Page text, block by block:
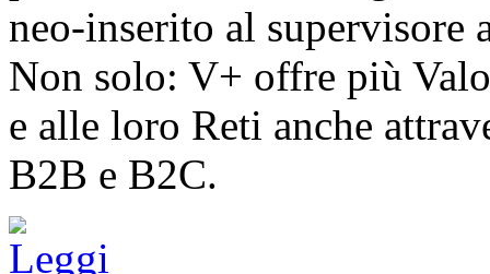
neo-inserito al supervisore
Non solo: V+ offre più
e alle loro Reti anche
B2B e B2C.